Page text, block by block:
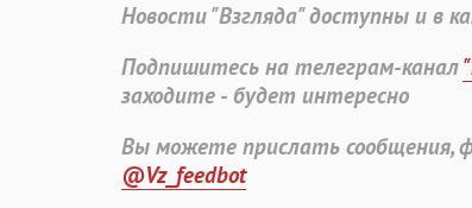
Новости "Взгляда" доступны и в
Подпишитесь на телеграм-канал
заходите - будет интересно
Вы можете прислать сообщения,
@Vz_feedbot